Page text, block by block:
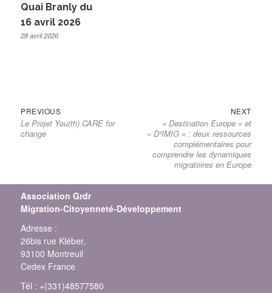
Quai Branly du
16 avril 2026
28 avril 2026
PREVIOUS
Le Projet You(th) CARE for
change
NEXT
« Destination Europe » et
« D²IMIG » : deux ressources
complémentaires pour
comprendre les dynamiques
migratoires en Europe
Association Grdr
Migration-Citoyenneté-Développement
Adresse :
26bis rue Kléber,
93100 Montreuil
Cedex France
Tél : +(331)48577580